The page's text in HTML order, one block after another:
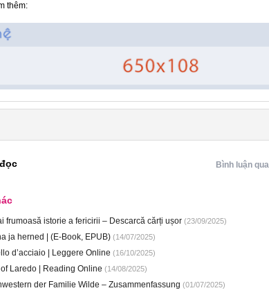
thêm:
Bình luận qua
frumoasă istorie a fericirii – Descarcă cărți ușor(23/09/2025)
ja herned | (E-Book, EPUB)(14/07/2025)
d’acciaio | Leggere Online (16/10/2025)
Laredo | Reading Online (14/08/2025)
der Familie Wilde – Zusammenfassung (01/07/2025)